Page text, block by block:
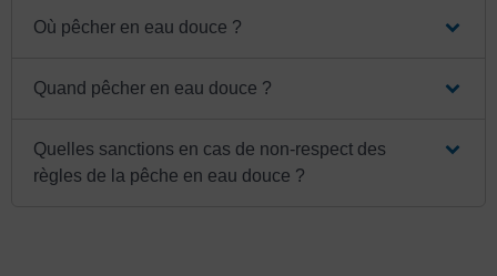
Où pêcher en eau douce ?
Quand pêcher en eau douce ?
Quelles sanctions en cas de non-respect des
règles de la pêche en eau douce ?